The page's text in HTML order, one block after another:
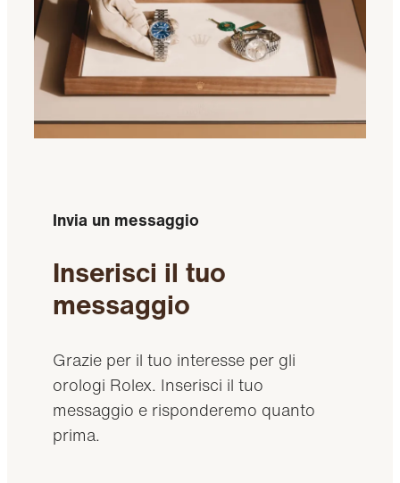
Invia un messaggio
Inserisci il tuo
messaggio
Grazie per il tuo interesse per gli
orologi Rolex. Inserisci il tuo
messaggio e risponderemo quanto
prima.